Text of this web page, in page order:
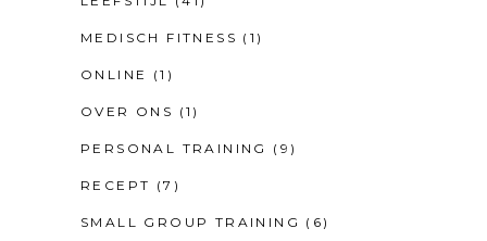
MEDISCH FITNESS (1)
ONLINE (1)
OVER ONS (1)
PERSONAL TRAINING (9)
RECEPT (7)
SMALL GROUP TRAINING (6)